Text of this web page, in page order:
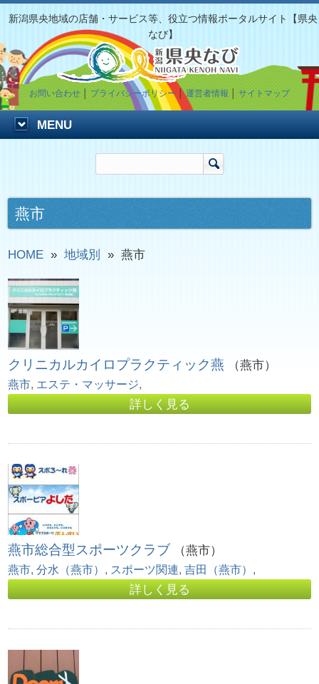
新潟県央地域の店舗・サービス等、役立つ情報ポータルサイト【県央
なび】
お問い合わせ プライバシーポリシー │運営者情報 サイトマップ
MENU
燕市
HOME »地域別 »燕市
クリニカルカイロプラクティック燕 （燕市）
燕市, エステ・マッサージ,
詳しく見る
燕市総合型スポーツクラブ （燕市）
燕市,分水（燕市） , スポーツ関連,吉田（燕市） ,
詳しく見る